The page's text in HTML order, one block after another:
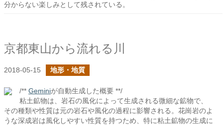
分からない楽しみとして残されている。
京都東山から流れる川
2018-05-15 地形・地質
/** Geminiが自動生成した概要 **/
粘土鉱物は、岩石の風化によって生成される微細な鉱物で、
その種類や性質は元の岩石や風化の過程に影響される。花崗岩のよ
うな深成岩は風化しやすい性質を持つため、特に粘土鉱物の生成に